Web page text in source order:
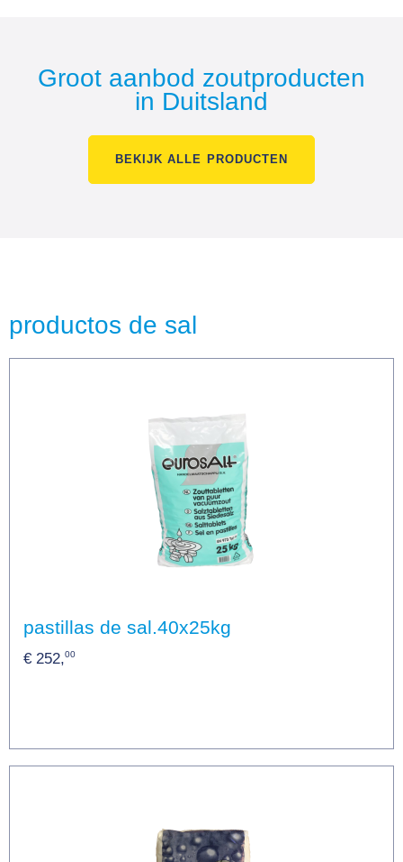
Groot aanbod zoutproducten
in Duitsland
BEKIJK ALLE PRODUCTEN
productos de sal
pastillas de sal.40x25kg
€ 252,00